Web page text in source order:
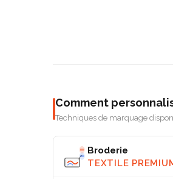
Comment
Techniques de marquage
Broderie
TEXTILE